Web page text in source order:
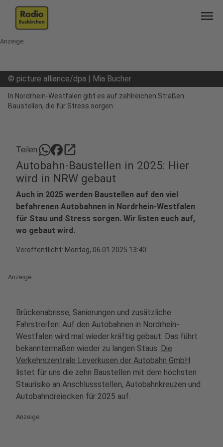
menu
Anzeige
© picture alliance/dpa | Mia Bucher
In Nordrhein-Westfalen gibt es auf zahlreichen Straßen
Baustellen, die für Stress sorgen
Teilen: open_in_new
Autobahn-Baustellen in 2025: Hier
wird in NRW gebaut
Auch in 2025 werden Baustellen auf den viel
befahrenen Autobahnen in Nordrhein-Westfalen
für Stau und Stress sorgen. Wir listen euch auf,
wo gebaut wird.
Veröffentlicht: Montag, 06.01.2025 13:40
Anzeige
Brückenabrisse, Sanierungen und zusätzliche
Fahrstreifen: Auf den Autobahnen in Nordrhein-
Westfalen wird mal wieder kräftig gebaut. Das führt
bekanntermaßen wieder zu langen Staus. Die
Verkehrszentrale Leverkusen der Autobahn GmbH
listet für uns die zehn Baustellen mit dem höchsten
Staurisiko an Anschlussstellen, Autobahnkreuzen und
Autobahndreiecken für 2025 auf.
Anzeige